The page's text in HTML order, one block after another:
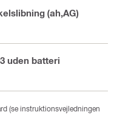
(ah,AG)
uden batteri
(se instruktionsvejledningen